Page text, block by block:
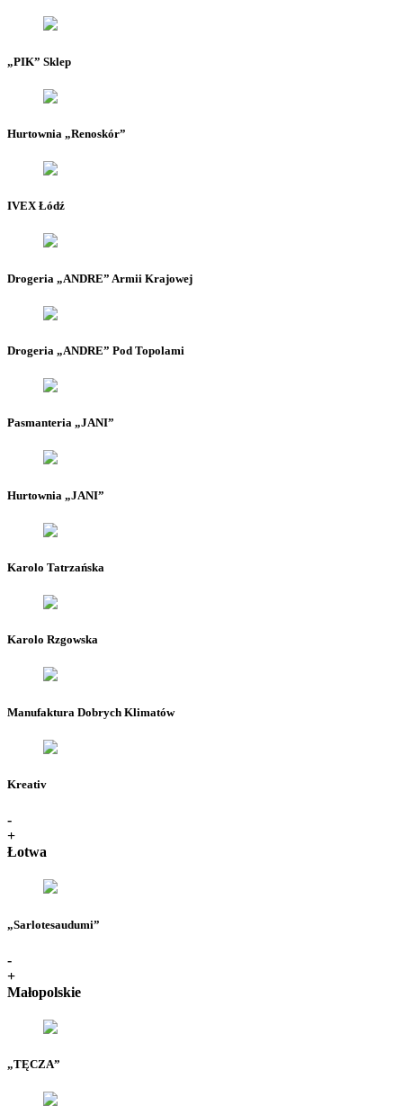
„PIK” Sklep
Hurtownia „Renoskór”
IVEX Łódź
Drogeria „ANDRE” Armii Krajowej
Drogeria „ANDRE” Pod Topolami
Pasmanteria „JANI”
Hurtownia „JANI”
Karolo Tatrzańska
Karolo Rzgowska
Manufaktura Dobrych Klimatów
Kreativ
-
+
Łotwa
„Sarlotesaudumi”
-
+
Małopolskie
„TĘCZA”